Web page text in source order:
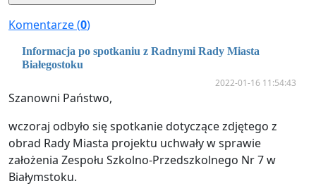
Komentarze (0)
Informacja po spotkaniu z Radnymi Rady Miasta
Białegostoku
2022-01-16 11:54:43
Szanowni Państwo,
wczoraj odbyło się spotkanie dotyczące zdjętego z
obrad Rady Miasta projektu uchwały w sprawie
założenia Zespołu Szkolno-Przedszkolnego Nr 7 w
Białymstoku.